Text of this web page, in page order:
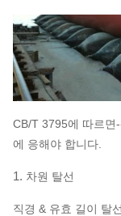
CB/T 3795에 따르면
에 응해야 합니다.
1. 차원 탈선
직경 & 유효 길이 탈